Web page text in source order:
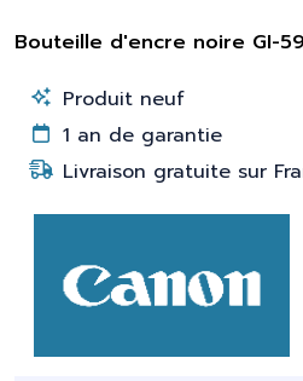
Bouteille d'encre noire GI-
Produit neuf
1 an de garantie
Livraison gratuite sur